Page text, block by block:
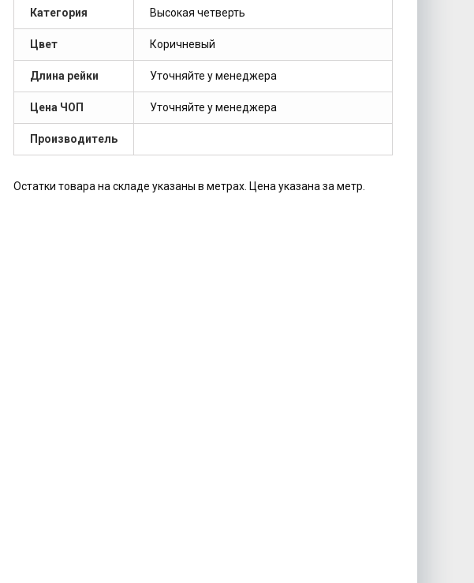
Категория Высокая четверть
Цвет Коричневый
Длина рейки Уточняйте у менеджера
Цена ЧОП Уточняйте у менеджера
Производитель
Остатки товара на складе указаны в метрах. Цена указана за метр.